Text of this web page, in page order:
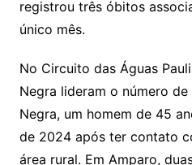
registrou três óbitos
único mês.
No Circuito das Águas
Negra lideram o número
Negra, um homem de 45
de 2024 após ter contato
área rural. Em Amparo,